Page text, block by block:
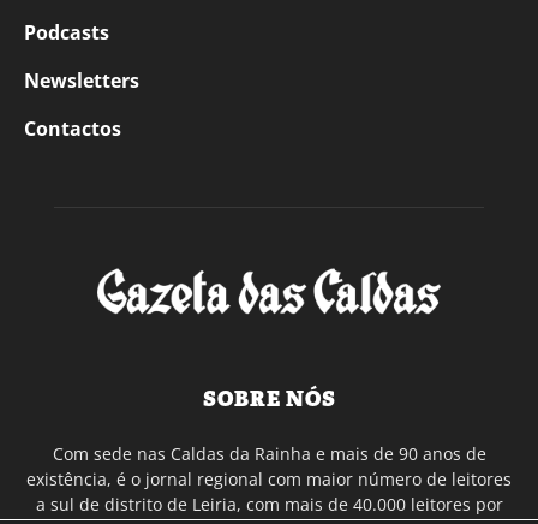
Podcasts
Newsletters
Contactos
SOBRE NÓS
Com sede nas Caldas da Rainha e mais de 90 anos de
existência, é o jornal regional com maior número de leitores
a sul de distrito de Leiria, com mais de 40.000 leitores por